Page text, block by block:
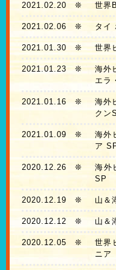
2021.02.20 ❊ 世界
2021.02.06 ❊ タイ
2021.01.30 ❊ 世界
2021.01.23❊
海外
エラ
2021.01.16 ❊
海外
クン
2021.01.09 ❊
海外
ア
2020.12.26 ❊
海外
SP
2020.12.19 ❊ 山＆
2020.12.12 ❊ 山＆
2020.12.05 ❊
世界
ニア